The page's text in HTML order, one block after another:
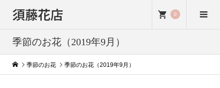
須藤花店 0
季節のお花（2019年9月）
季節のお花 季節のお花（2019年9月）